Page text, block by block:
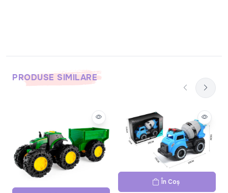
PRODUSE SIMILARE
În Coș